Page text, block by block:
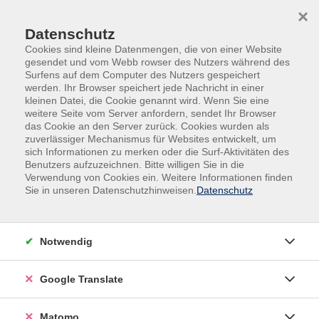
Übersicht unserer Dozent:innen
Dozent:innen A-Z
Filter
nur buchbare
Datenschutz
Cookies sind kleine Datenmengen, die von einer Website
gesendet und vom Webb rowser des Nutzers während des
Surfens auf dem Computer des Nutzers gespeichert
werden. Ihr Browser speichert jede Nachricht in einer
kleinen Datei, die Cookie genannt wird. Wenn Sie eine
weitere Seite vom Server anfordern, sendet Ihr Browser
das Cookie an den Server zurück. Cookies wurden als
zuverlässiger Mechanismus für Websites entwickelt, um
sich Informationen zu merken oder die Surf-Aktivitäten des
Benutzers aufzuzeichnen. Bitte willigen Sie in die
Verwendung von Cookies ein. Weitere Informationen finden
Sie in unseren Datenschutzhinweisen. Datenschutz
×
Notwendig
Google Translate